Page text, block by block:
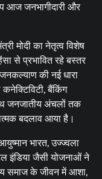
आज जनभागीदारी और
मोदी का नेतृत्व विशेष
से प्रभावित रहे बस्तर
की नई धारा
कनेक्टिविटी, बैंकिंग
जनजातीय अंचलों तक
बदलाव आया है।
भारत, उज्ज्वला
इंडिया जैसी योजनाओं ने
समाज के जीवन में आशा,